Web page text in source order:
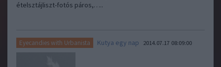
ételsztájliszt-fotós páros,…..
Eyecandies with Urbanista Kutya egy nap 2014.07.17 08:09:00